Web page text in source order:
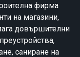
фирма
на магазини,
довършителни
саниране на